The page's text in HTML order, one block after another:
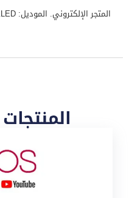
المتجر الإلكتروني. الموديل: TZN554KLED.